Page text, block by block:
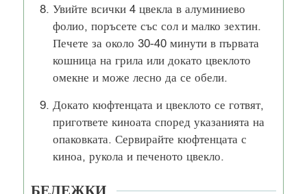
Увийте всички 4 цвекла в алуминиево
фолио, поръсете със сол и малко зехтин.
Печете за около 30-40 минути в първата
кошница на грила или докато цвеклото
омекне и може лесно да се обели.
Докато кюфтенцата и цвеклото се готвят,
пригответе киноата според указанията на
опаковката. Сервирайте кюфтенцата с
киноа, рукола и печеното цвекло.